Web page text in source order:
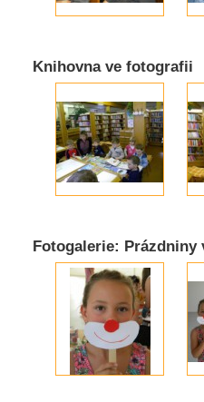
Knihovna ve fotografii
Fotogalerie: Prázdniny